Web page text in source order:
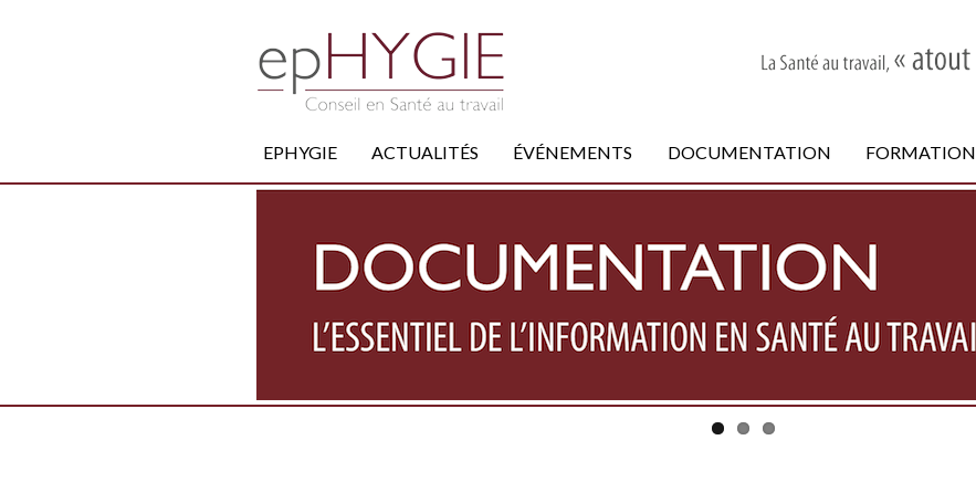
EPHYGIE ACTUALITÉS ÉVÉNEMENTS DOCUMENTATION FORMATION